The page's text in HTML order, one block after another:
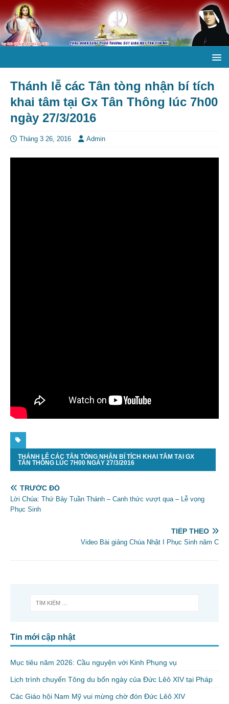
Thánh lễ các Tân tòng nhận bí tích
khai tâm tại Gx Tân Thông lúc 7h00
ngày 27/3/2016
Tháng 3 26, 2016 Admin
THÁNH LỄ CÁC TÂN TÒNG NHẬN BÍ TÍCH KHAI TÂM TẠI GX
TÂN THÔNG LÚC 7H00 NGÀY 27/3/2016
TRƯỚC ĐÓ
Lời Chúa: Thứ Bảy Tuần Thánh – Canh thức vượt qua – Lễ vọng
Phục Sinh
TIẾP THEO
Video Bài giảng Chúa Nhật I Phục Sinh năm C
Tin mới cập nhật
Mục tiêu năm 2026: Cầu nguyện với Kinh Phụng vụ
Lịch trình chuyến Tông du bốn ngày của Đức Lêô XIV tại Pháp
Các Giáo hội Nam Mỹ vui mừng chờ đón Đức Lêô XIV